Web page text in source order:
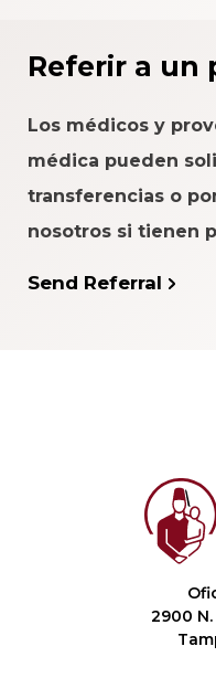
Referir a un
Los médicos y
médica pueden
transferencias o
nosotros si tienen
Send Referral
2900